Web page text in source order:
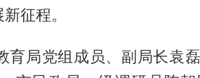
征程。
育局党组成员、副局长袁